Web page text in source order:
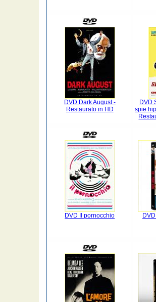
DVD Dark August -
Restaurato in HD
DVD
spie
DVD Il pornocchio